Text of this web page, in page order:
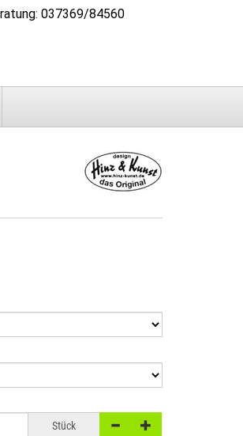
: 037369/84560
Stück